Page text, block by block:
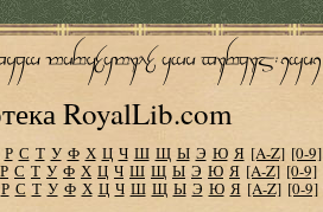
RoyalLib.com
Р С Т У Ф Х Ц Ч Ш Щ Ы Э Ю Я [A-Z] [0-9]
Р С Т У Ф Х Ц Ч Ш Щ Ы Э Ю Я [A-Z] [0-9]
Р С Т У Ф Х Ц Ч Ш Щ Ы Э Ю Я [A-Z] [0-9]